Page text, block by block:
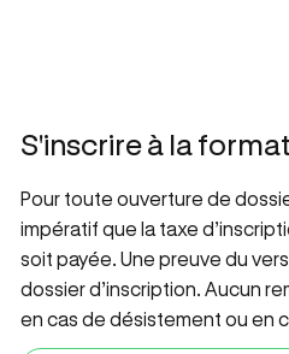
S'inscrire à la
Pour toute ouverture de
impératif que la taxe
soit payée. Une preuve du
dossier d’inscription. Aucun
en cas de désistement ou en